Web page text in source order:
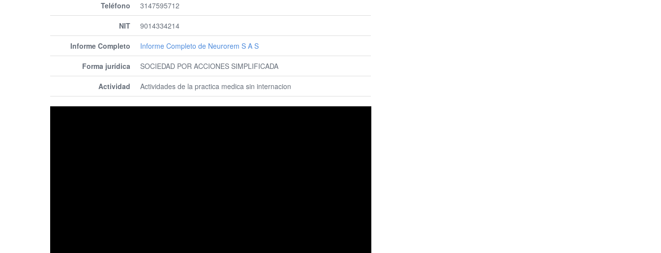
Teléfono 3147595712
NIT 9014334214
Informe Completo Informe Completo de Neurorem S A S
Forma jurídica SOCIEDAD POR ACCIONES SIMPLIFICADA
Actividad Actividades de la practica medica sin internacion